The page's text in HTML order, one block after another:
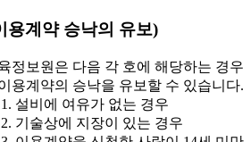
용계약 승낙의 유보)
정보원은 다음 각 호에 해당하는 경우
용계약의 승낙을 유보할 수 있습니다.
1. 설비에 여유가 없는 경우
2. 기술상에 지장이 있는 경우